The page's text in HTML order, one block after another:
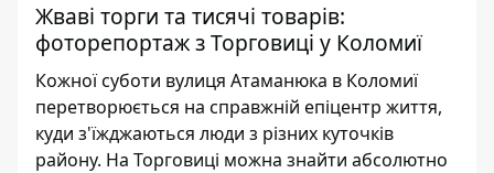
Жваві торги та тисячі товарів:
фоторепортаж з Торговиці у Коломиї
Кожної суботи вулиця Атаманюка в Коломиї
перетворюється на справжній епіцентр життя,
куди з'їжджаються люди з різних куточків
району. На Торговиці можна знайти абсолютно